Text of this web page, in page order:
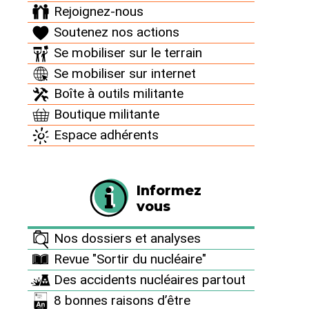
Rejoignez-nous
Soutenez nos actions
Se mobiliser sur le terrain
Se mobiliser sur internet
Boîte à outils militante
Boutique militante
Espace adhérents
Informez
vous
Nos dossiers et analyses
Revue "Sortir du nucléaire"
Des accidents nucléaires partout
8 bonnes raisons d’être
Les déchets oubliés du
nucléaire
15 juin 2026
Quand on parle de déchets nucléaires, les images sont
toujours les mêmes : fûts vitrifiés, galeries profondes
de Cigéo, convois sous haute sécurité. Le mythe du
plus banale et massive. (…)